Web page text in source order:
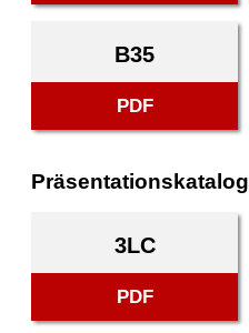
B35
PDF
Präsentationskatalog
3LC
PDF